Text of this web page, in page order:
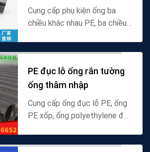
pe cỡ nòng
Cung cấp phụ kiện ống ba
chiều khác nhau PE, ba chiều
thuật dn110 90, p...
PE đục lỗ ống rắn tường
ống thâm nhập
Cung cấp ống đục lỗ PE, ống
PE xốp, ống polyethylene đục